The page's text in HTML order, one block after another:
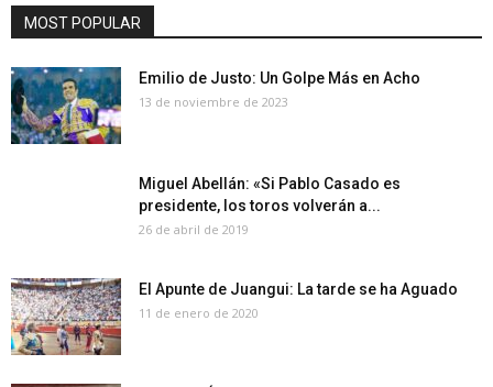
MOST POPULAR
Emilio de Justo: Un Golpe Más en Acho
13 de noviembre de 2023
Miguel Abellán: «Si Pablo Casado es
presidente, los toros volverán a...
26 de abril de 2019
El Apunte de Juangui: La tarde se ha Aguado
11 de enero de 2020